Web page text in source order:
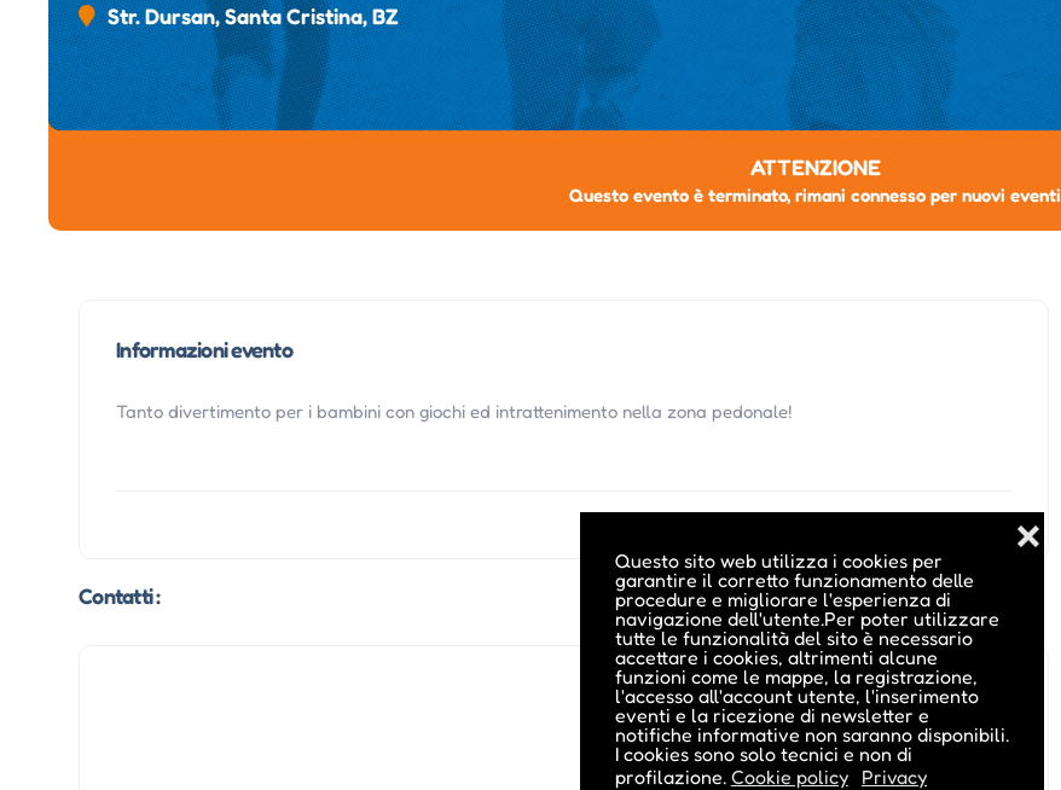
Questo sito web utilizza i cookies per
garantire il corretto funzionamento delle
procedure e migliorare l'esperienza di
navigazione dell'utente.Per poter utilizzare
tutte le funzionalità del sito è necessario
accettare i cookies, altrimenti alcune
funzioni come le mappe, la registrazione,
l'accesso all'account utente, l'inserimento
eventi e la ricezione di newsletter e
notifiche informative non saranno disponibili.
I cookies sono solo tecnici e non di
profilazione. Cookie policy Privacy
❌
Str. Dursan, Santa Cristina, BZ
ATTENZIONE
Questo evento è terminato, rimani connesso per nuovi eventi
Informazioni evento
Tanto divertimento per i bambini con giochi ed intrattenimento nella zona pedonale!
Contatti :